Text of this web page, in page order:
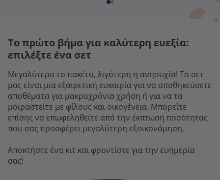
Το πρώτο βήμα για καλύτερη ευεξία:
επιλέξτε ένα σετ
Μεγαλύτερο το πακέτο, λιγότερη η ανησυχία! Τα σετ
μας είναι μια εξαιρετική ευκαιρία για να αποθηκεύσετε
αποθέματα για μακροχρόνια χρήση ή για να τα
μοιραστείτε με φίλους και οικογένεια. Μπορείτε
επίσης να επωφεληθείτε από την έκπτωση ποσότητας
που σας προσφέρει μεγαλύτερη εξοικονόμηση.
Αποκτήστε ένα κιτ και φροντίστε για την ευημερία
σας!